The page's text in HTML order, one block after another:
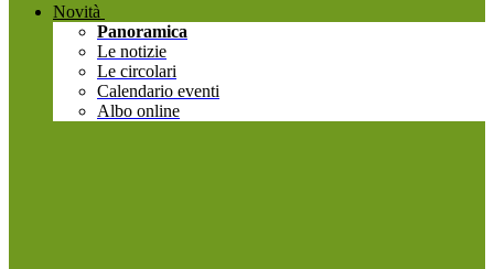
Novità
Panoramica
Le notizie
Le circolari
Calendario eventi
Albo online